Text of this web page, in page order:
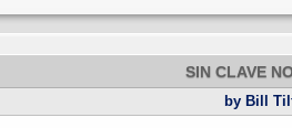
SIN CLAVE
by Bill